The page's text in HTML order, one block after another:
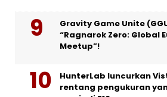
Gravity Game Unite
“Ragnarok Zero: Global
Meetup”!
HunterLab luncurkan
rentang pengukuran